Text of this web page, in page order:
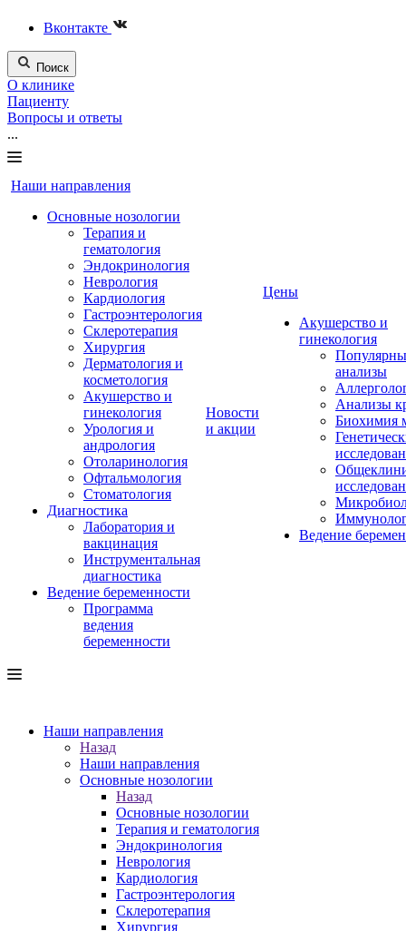
Вконтакте
Поиск
О клинике
Пациенту
Вопросы и ответы
...
Наши направления
Основные нозологии
Терапия и
гематология
Эндокринология
Неврология
Кардиология
Гастроэнтерология
Склеротерапия
Хирургия
Дерматология и
косметология
Акушерство и
гинекология
Урология и
андрология
Отоларинология
Офтальмология
Стоматология
Диагностика
Лаборатория и
вакцинация
Инструментальная
диагностика
Ведение беременности
Программа
ведения
беременности
Новости
и акции
Цены
Акушерство и
гинекология
анализы
Анализы
Биохимия
Ведение
Наши направления
Назад
Наши направления
Основные нозологии
Назад
Основные нозологии
Терапия и гематология
Эндокринология
Неврология
Кардиология
Гастроэнтерология
Склеротерапия
Хирургия